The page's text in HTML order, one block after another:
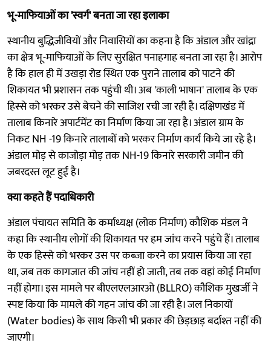
भू-माफियाओं का 'स्वर्ग' बनता जा रहा इलाका
स्थानीय बुद्धिजीवियों और निवासियों का कहना है कि अंडाल और खांद्रा
का क्षेत्र भू-माफियाओं के लिए सुरक्षित पनाहगाह बनता जा रहा है। आरोप
है कि हाल ही में उखड़ा रोड स्थित एक पुराने तालाब को पाटने की
शिकायत भी प्रशासन तक पहुंची थी। अब 'काली भाषान' तालाब के एक
हिस्से को भरकर उसे बेचने की साजिश रची जा रही है। दक्षिणखंड में
तालाब किनारे अपार्टमेंट का निर्माण किया जा रहा है। अंडाल ग्राम के
निकट NH -19 किनारे तालाबों को भरकर निर्माण कार्य किये जा रहे है।
अंडाल मोड़ से काजोड़ा मोड़ तक NH-19 किनारे सरकारी जमीन की
जबरदस्त लूट हुई है।
क्या कहते हैं पदाधिकारी
अंडाल पंचायत समिति के कर्माध्यक्ष (लोक निर्माण) कौशिक मंडल ने
कहा कि स्थानीय लोगों की शिकायत पर हम जांच करने पहुंचे हैं। तालाब
के एक हिस्से को भरकर उस पर कब्जा करने का प्रयास किया जा रहा
था, जब तक कागजात की जांच नहीं हो जाती, तब तक वहां कोई निर्माण
नहीं होगा। इस मामले पर बीएलएलआरओ (BLLRO) कौशिक मुखर्जी ने
स्पष्ट किया कि मामले की गहन जांच की जा रही है। जल निकायों
(Water bodies) के साथ किसी भी प्रकार की छेड़छाड़ बर्दाश्त नहीं की
जाएगी।